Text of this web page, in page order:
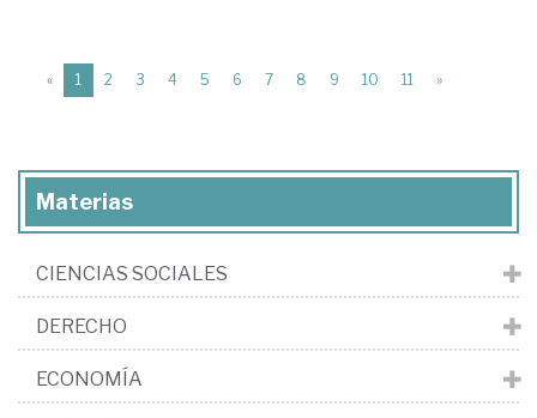
« 1 (current)
2 3 4 5 6 7 8 9 10 11 »
Materias
CIENCIAS SOCIALES
DERECHO
ECONOMÍA